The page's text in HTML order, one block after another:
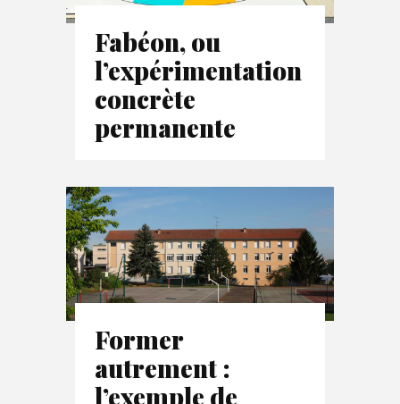
Fabéon, ou
l’expérimentation
concrète
permanente
Former
autrement :
l’exemple de